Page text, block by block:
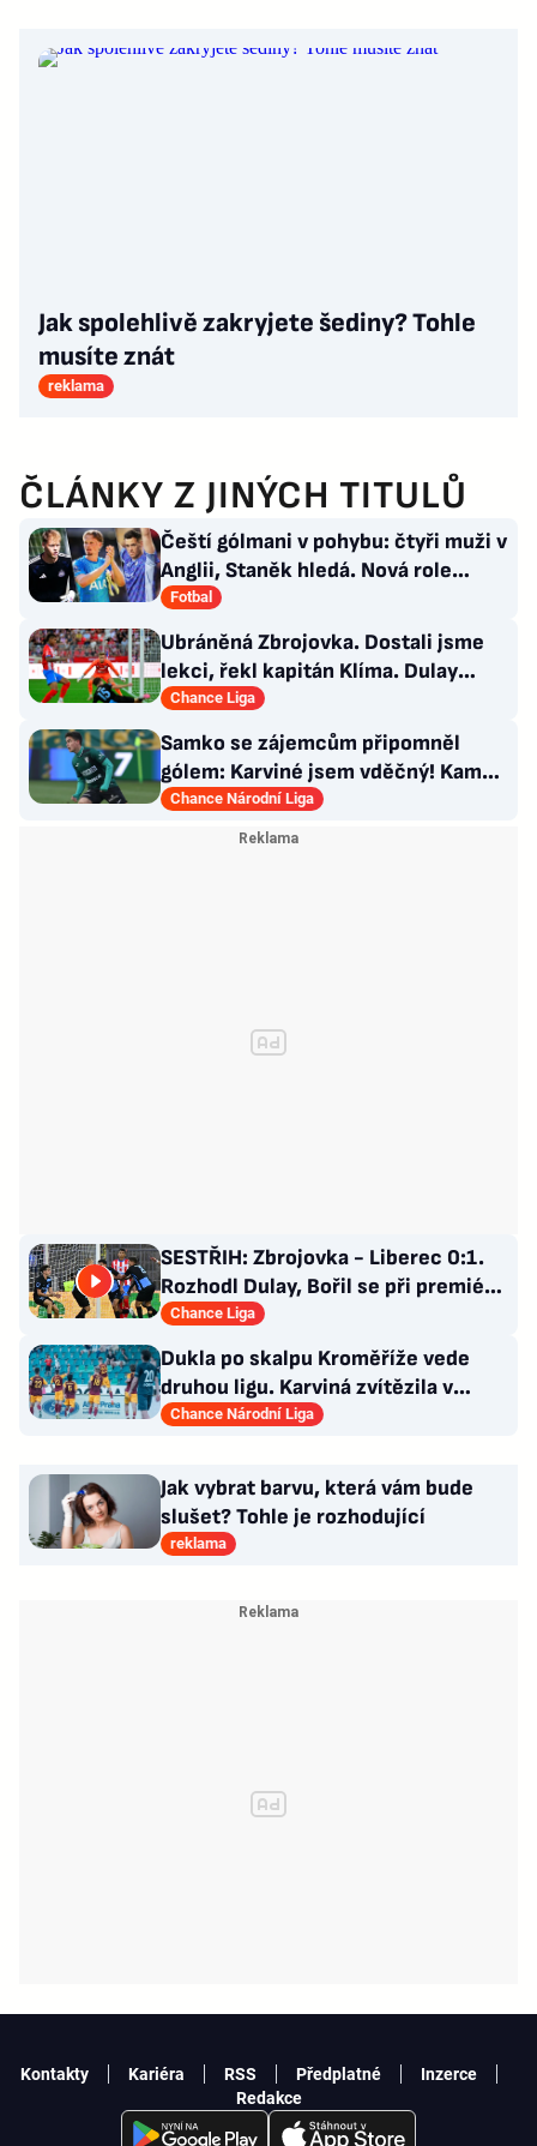
Jak spolehlivě zakryjete šediny? Tohle
musíte znát
reklama
ČLÁNKY Z JINÝCH TITULŮ
Čeští gólmani v pohybu: čtyři muži v
Anglii, Staněk hledá. Nová role
Kinského
Fotbal
Ubráněná Zbrojovka. Dostali jsme
lekci, řekl kapitán Klíma. Dulay
překonal kamaráda
Chance Liga
Samko se zájemcům připomněl
gólem: Karviné jsem vděčný! Kam
může odejít Štorman?
Chance Národní Liga
SESTŘIH: Zbrojovka - Liberec 0:1.
Rozhodl Dulay, Bořil se při premiéře
za Slovan zranil
Chance Liga
Dukla po skalpu Kroměříže vede
druhou ligu. Karviná zvítězila v
Prostějově, remíza Ústí
Chance Národní Liga
Jak vybrat barvu, která vám bude
slušet? Tohle je rozhodující
reklama
Kontakty Kariéra RSS Předplatné
Inzerce
Redakce